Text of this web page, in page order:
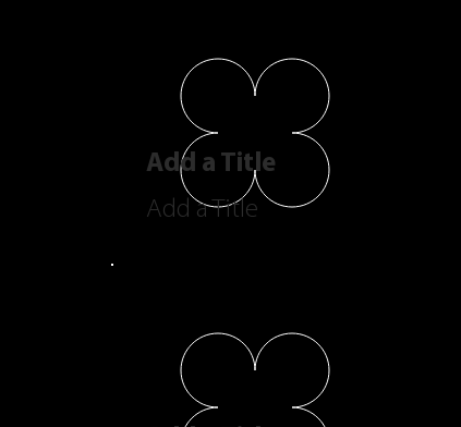
Add a Title
Add a Title